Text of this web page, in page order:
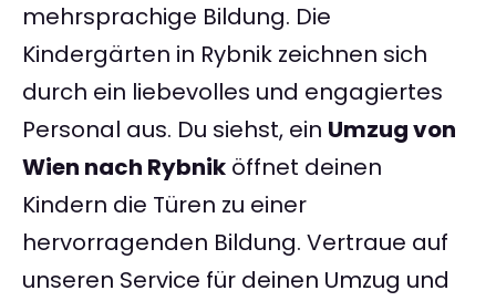
mehrsprachige Bildung. Die
Kindergärten in Rybnik zeichnen sich
durch ein liebevolles und engagiertes
Personal aus. Du siehst, ein Umzug von
Wien nach Rybnik öffnet deinen
Kindern die Türen zu einer
hervorragenden Bildung. Vertraue auf
unseren Service für deinen Umzug und